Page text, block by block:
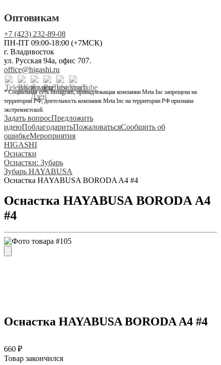
Оптовикам
+7 (423) 232-89-08
ПН-ПТ 09:00-18:00 (+7МСК)
г. Владивосток
ул. Русская 94а, офис 707.
office@higashi.ru
* Социальная сеть Instagram, принадлежащая компании Meta Inc запрещена на
территории РФ, деятельность компания Meta Inc на территории РФ признана
экстремистской.
Задать вопросПредложить
идеюПоблагодаритьПожаловатьсяСообщить об
ошибкеМероприятия
HIGASHI
Оснастки
Оснастки: Зубарь
Зубарь HAYABUSA
Оснастка HAYABUSA BORODA A4 #4
Оснастка HAYABUSA BORODA A4
#4
Оснастка HAYABUSA BORODA A4 #4
660 ₽
Товар закончился